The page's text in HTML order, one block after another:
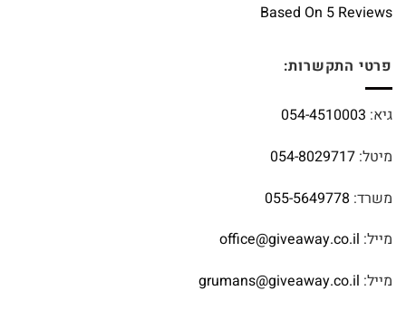
Based On 5 Reviews
פרטי התקשרות:
גיא: 054-4510003
מיטל: 054-8029717
משרד: 055-5649778
מייל: office@giveaway.co.il
מייל: grumans@giveaway.co.il